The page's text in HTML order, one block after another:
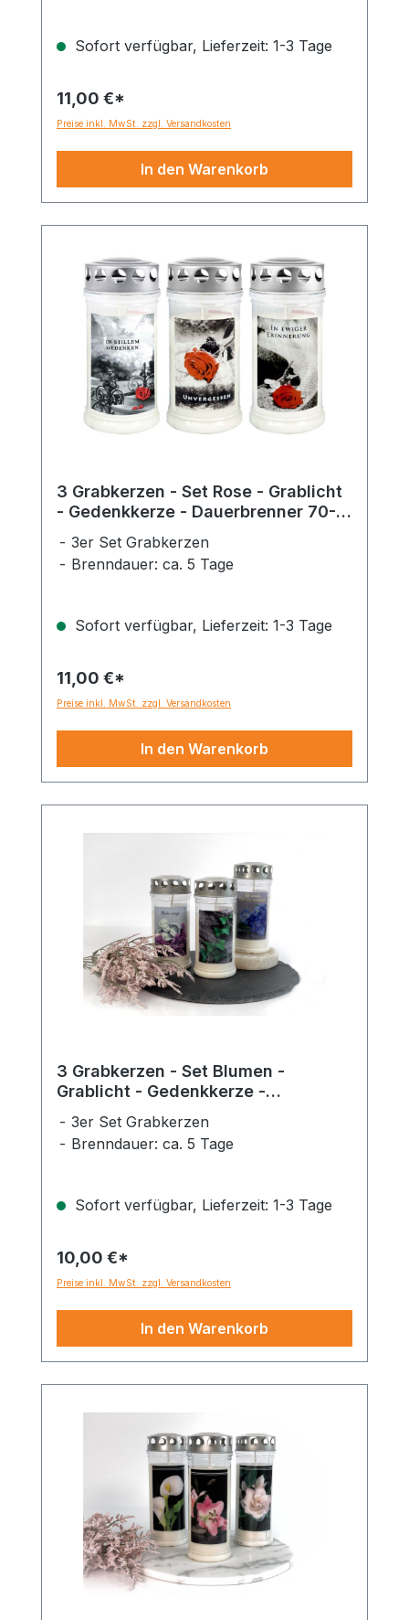
Sofort verfügbar, Lieferzeit: 1-3 Tage
11,00 €*
Preise inkl. MwSt. zzgl. Versandkosten
In den Warenkorb
3 Grabkerzen - Set Rose - Grablicht
- Gedenkkerze - Dauerbrenner 70-
3er Set Grabkerzen
Brenndauer: ca. 5 Tage
Sofort verfügbar, Lieferzeit: 1-3 Tage
11,00 €*
Preise inkl. MwSt. zzgl. Versandkosten
In den Warenkorb
3 Grabkerzen - Set Blumen -
Grablicht - Gedenkkerze -
3er Set Grabkerzen
Brenndauer: ca. 5 Tage
Sofort verfügbar, Lieferzeit: 1-3 Tage
10,00 €*
Preise inkl. MwSt. zzgl. Versandkosten
In den Warenkorb